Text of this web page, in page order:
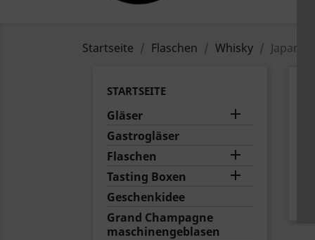
Startseite Flaschen Whisky
STARTSEITE
Gläser 
Gastrogläser
Flaschen

Tasting Boxen 
Geschenkidee
Grand Champagne
maschinengeblasen